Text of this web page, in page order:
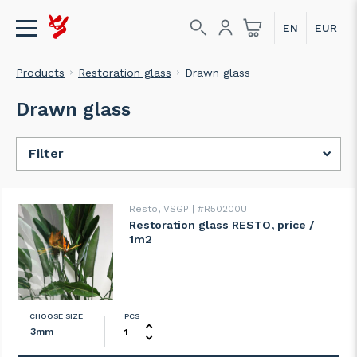
Products Restoration glass Drawn glass
Drawn glass
Filter
Resto, VSGP #R50200U
Restoration glass RESTO, price /
1m2
CHOOSE SIZE Restoration glass RESTO, price / 1m2
PCS